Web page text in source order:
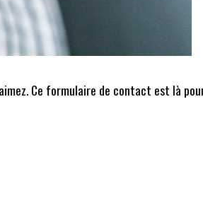
Ce formulaire de contact est là